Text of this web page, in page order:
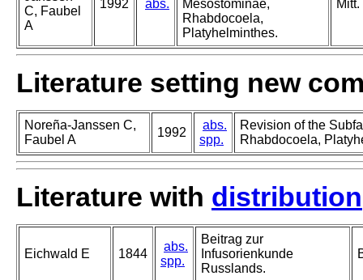
C, Faubel
A
1992 abs.
Mesostominae,
Rhabdocoela,
Platyhelminthes.
Literature setting new
Noreña-Janssen C,
Faubel A
1992
abs.
spp.
Revision of the
Rhabdocoela,
Literature with distribution
Eichwald E 1844
abs.
spp.
Beitrag zur
Infusorienkunde
Russlands.